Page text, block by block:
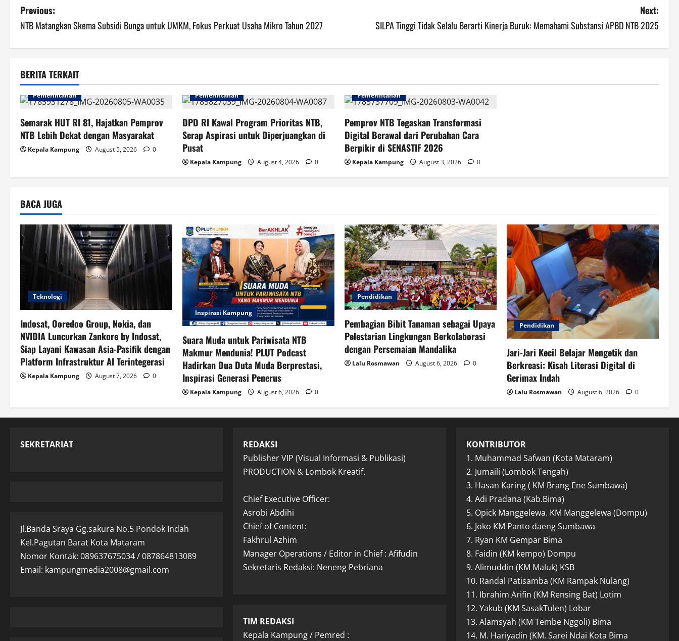
P
o
s
t
n
a
v
g
a
t
i
o
Previous:
NTB Matangkan Skema Subsidi Bunga untuk UMKM, Fokus Perkuat Usaha Mikro Tahun 2027
Next:
SILPA Tinggi Tidak Selalu Berarti Kinerja Buruk: Memahami Substansi APBD NTB 2025
BERITA TERKAIT
Pemerintahan
Semarak HUT RI 81, Hajatkan Pemprov
NTB Lebih Dekat dengan Masyarakat
Kepala Kampung August 5, 2026 0
Pemerintahan
DPD RI Kawal Program Prioritas NTB,
Serap Aspirasi untuk Diperjuangkan di
Pusat
Kepala Kampung August 4, 2026 0
Pemerintahan
Pemprov NTB Tegaskan Transformasi
Digital Berawal dari Perubahan Cara
Berpikir di SENASTIF 2026
Kepala Kampung August 3, 2026 0
BACA JUGA
Teknologi
Indosat, Ooredoo Group, Nokia, dan
NVIDIA Luncurkan Zankore by Indosat,
Siap Layani Kawasan Asia-Pasifik dengan
Platform Infrastruktur AI Terintegerasi
Kepala Kampung August 7, 2026 0
Inspirasi Kampung
Suara Muda untuk Pariwisata NTB
Makmur Mendunia! PLUT Podcast
Hadirkan Dua Duta Muda Berprestasi,
Inspirasi Generasi Penerus
Kepala Kampung August 6, 2026 0
Pendidikan
Pembagian Bibit Tanaman sebagai Upaya
Pelestarian Lingkungan Berkolaborasi
dengan Persemaian Mandalika
Lalu Rosmawan August 6, 2026 0
Pendidikan
Jari-Jari Kecil Belajar Mengetik dan
Berkreasi: Kisah Literasi Digital di
Gerimax Indah
Lalu Rosmawan August 6, 2026 0
SEKRETARIAT
Jl.Banda Sraya Gg.sakura No.5 Pondok Indah
Kel.Pagutan Barat Kota Mataram
Nomor Kontak: 089637675034 / 087864813089
Email: kampungmedia2008@gmail.com
REDAKSI
Publisher VIP (Visual Informasi & Publikasi)
PRODUCTION & Lombok Kreatif.
Chief Executive Officer:
Asrobi Abdihi
Chief of Content:
Fakhrul Azhim
Manager Operations / Editor in Chief : Afifudin
Sekretaris Redaksi: Neneng Pebriana
TIM REDAKSI
Kepala Kampung / Pemred :
KONTRIBUTOR
1. Muhammad Safwan (Kota Mataram)
2. Jumaili (Lombok Tengah)
3. Hasan Karing ( KM Brang Ene Sumbawa)
4. Adi Pradana (Kab.Bima)
5. Opick Manggelewa. KM Manggelewa (Dompu)
6. Joko KM Panto daeng Sumbawa
7. Ryan KM Gempar Bima
8. Faidin (KM kempo) Dompu
9. Alimuddin (KM Maluk) KSB
10. Randal Patisamba (KM Rampak Nulang)
11. Ibrahim Arifin (KM Rensing Bat) Lotim
12. Yakub (KM SasakTulen) Lobar
13. Alamsyah (KM Tembe Nggoli) Bima
14. M. Hariyadin (KM. Sarei Ndai Kota Bima